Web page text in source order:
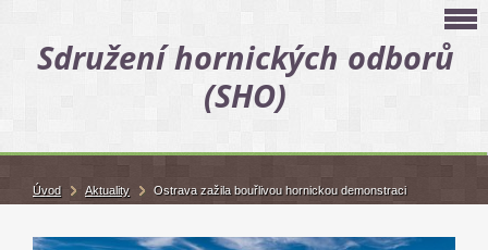
Sdružení hornických odborů
(SHO)
Úvod Aktuality Ostrava zažila bouřlivou hornickou demonstraci